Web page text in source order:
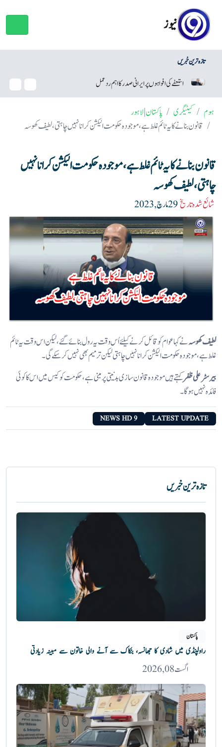
نیوز
تازہ ترین خبریں
کی افواہوں پر ایرانی صدر کا اہم ردعمل وائٹ ہاؤس بال روم
ہوم کیٹیگری پاکستان|لاہور
قانون بنانے کا یہ ٹائم غلط ہے، موجودہ حکومت الیکشن کرانا نہیں چاہتی، لطیف کھوسہ
قانون بنانے کا یہ ٹائم غلط ہے، موجودہ حکومت الیکشن کرانا نہیں
چاہتی، لطیف کھوسہ
شائع شدہ تاریخ
لطیف کھوسہنے کہا عوام کو قائل کرنے کیلئے اُس وقت یہ رول بنائے گئے، لیکن اس وقت یہ ٹائم
غلط ہے، موجودہ حکومت الیکشن کرانا نہیں چاہتی لیکن ترمیم بھی نہیں کر سکے گی۔
بیرسٹر علی ظفرکہتے ہیں موجودہ قانون سازی بد نیتی پر مبنی ہے ،حکومت کو کیس میں اس کا کوئی
فائدہ نہیں ہوگا۔
LATEST UPDATE
9 NEWS HD
تازہ ترین خبریں
پاکستان
راولپنڈی میں شادی کا جھانسہ، بنکاک سے آنے والی خاتون سے مبینہ زیادتی
اگست 08, 2026